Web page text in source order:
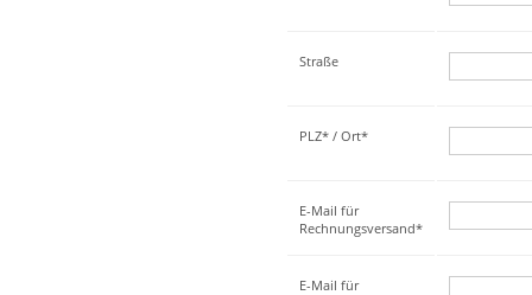
Straße
PLZ* / Ort*
E-Mail für
Rechnungsversand*
E-Mail für